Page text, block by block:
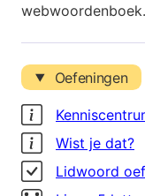
Oefeningen
Wist je dat?
Lidwoord